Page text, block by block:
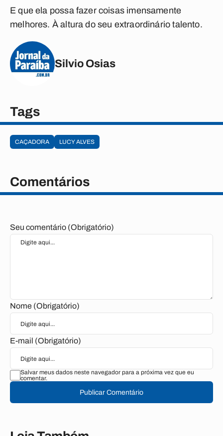
E que ela possa fazer coisas imensamente
melhores. À altura do seu extraordinário talento.
Silvio Osias
Tags
CAÇADORA LUCY ALVES
Comentários
Seu comentário (Obrigatório)
Nome (Obrigatório)
E-mail (Obrigatório)
Salvar meus dados neste navegador para a próxima vez que eu
comentar.
Publicar Comentário